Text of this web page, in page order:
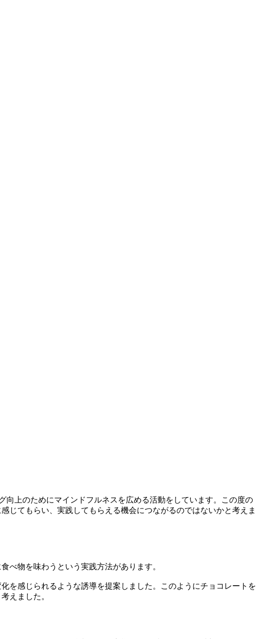
向上のためにマインドフルネスを広める活動をしています。この度の
じてもらい、実践してもらえる機会につながるのではないかと考えま
べ物を味わうという実践方法があります。
を感じられるような誘導を提案しました。このようにチョコレートを
えました。